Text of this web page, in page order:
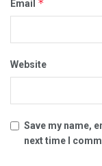
Email *
Website
Save my name,
next time I